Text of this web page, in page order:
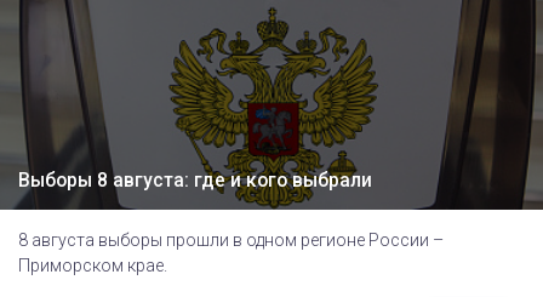
Выборы 8 августа: где и кого выбрали
8 августа выборы прошли в одном регионе России –
Приморском крае.